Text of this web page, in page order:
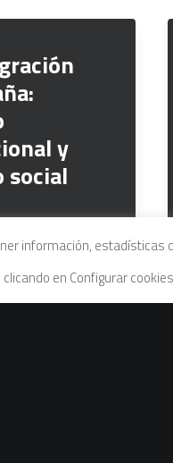
y
social
información,
en Configurar